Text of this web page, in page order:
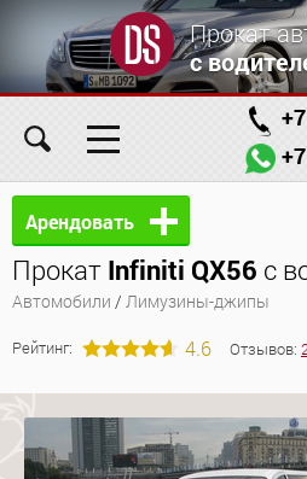
Прокат
с
Главная Автомобили
Условия аренды Заказ
Арендовать
Прокат Infiniti QX56 с
Автомобили / Лимузины-джипы
Рейтинг: 4.6 Отзывов: